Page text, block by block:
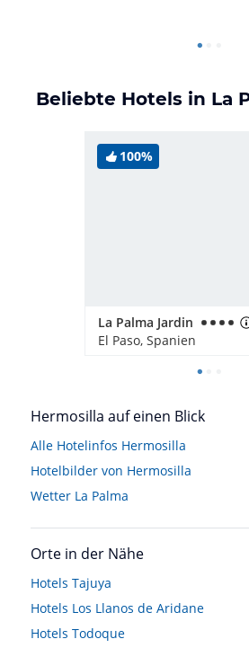
Beliebte Hotels in La
100%
La Palma Jardin
El Paso, Spanien
Hermosilla auf einen Blick
Alle Hotelinfos Hermosilla
Hotelbilder von Hermosilla
Wetter La Palma
Orte in der Nähe
Hotels Tajuya
Hotels Los Llanos de Aridane
Hotels Todoque